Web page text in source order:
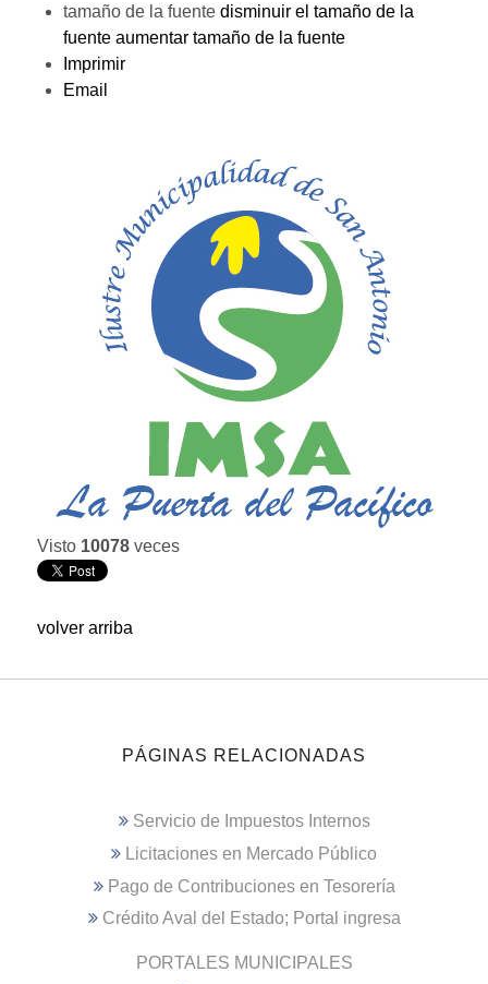
tamaño de la fuente disminuir el tamaño de la
fuente aumentar tamaño de la fuente
Imprimir
Email
Visto 10078 veces
volver arriba
PÁGINAS RELACIONADAS
Servicio de Impuestos Internos
Licitaciones en Mercado Público
Pago de Contribuciones en Tesorería
Crédito Aval del Estado; Portal ingresa
PORTALES MUNICIPALES